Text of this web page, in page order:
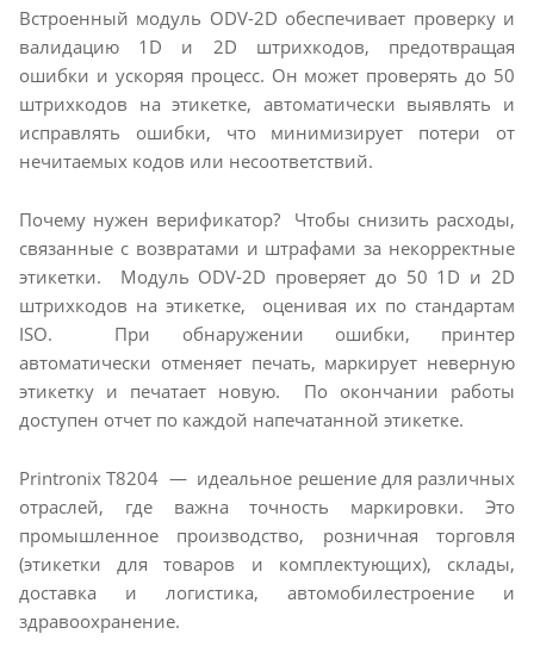
Встроенный модуль ODV-2D обеспечивает проверку и
валидацию 1D и 2D штрихкодов, предотвращая
ошибки и ускоряя процесс. Он может проверять до 50
штрихкодов на этикетке, автоматически выявлять и
исправлять ошибки, что минимизирует потери от
нечитаемых кодов или несоответствий.
Почему нужен верификатор? Чтобы снизить расходы,
связанные с возвратами и штрафами за некорректные
этикетки. Модуль ODV-2D проверяет до 50 1D и 2D
штрихкодов на этикетке, оценивая их по стандартам
ISO. При обнаружении ошибки, принтер
автоматически отменяет печать, маркирует неверную
этикетку и печатает новую. По окончании работы
доступен отчет по каждой напечатанной этикетке.
Printronix T8204 — идеальное решение для различных
отраслей, где важна точность маркировки. Это
промышленное производство, розничная торговля
(этикетки для товаров и комплектующих), склады,
доставка и логистика, автомобилестроение и
здравоохранение.